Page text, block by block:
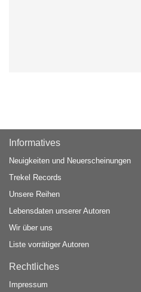
Informatives
Neuigkeiten und Neuerscheinungen
Trekel Records
Unsere Reihen
Lebensdaten unserer Autoren
Wir über uns
Liste vorrätiger Autoren
Rechtliches
Impressum